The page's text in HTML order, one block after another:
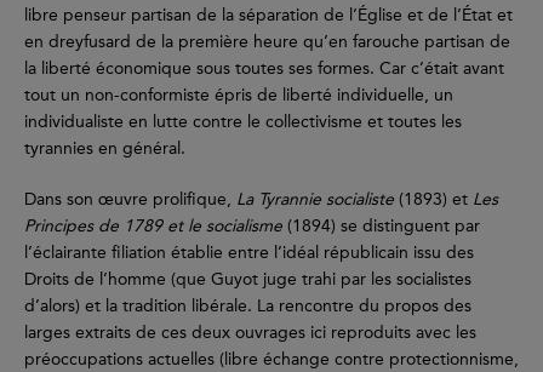
libre penseur partisan de la séparation de l’Église et de l’État et
en dreyfusard de la première heure qu’en farouche partisan de
la liberté économique sous toutes ses formes. Car c’était avant
tout un non-conformiste épris de liberté individuelle, un
individualiste en lutte contre le collectivisme et toutes les
tyrannies en général.
Dans son œuvre prolifique, La Tyrannie socialiste (1893) et Les
Principes de 1789 et le socialisme (1894) se distinguent par
l’éclairante filiation établie entre l’idéal républicain issu des
Droits de l’homme (que Guyot juge trahi par les socialistes
d’alors) et la tradition libérale. La rencontre du propos des
larges extraits de ces deux ouvrages ici reproduits avec les
préoccupations actuelles (libre échange contre protectionnisme,